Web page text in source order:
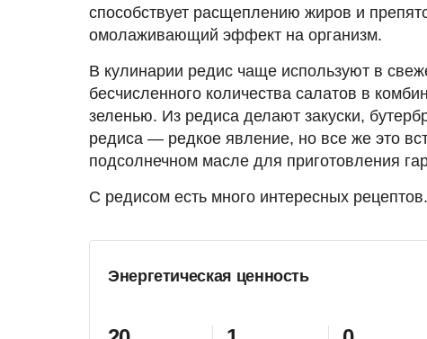
способствует расщеплению жиров и
омолаживающий эффект на организм.
В кулинарии редис чаще используют в
бесчисленного количества салатов в
зеленью. Из редиса делают закуски,
редиса — редкое явление, но все же это
подсолнечном масле для приготовления
С редисом есть много интересных
Энергетическая ценность